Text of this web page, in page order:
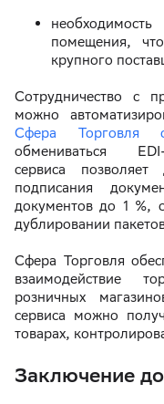
помещения,
крупного
Сотрудничество с
можно
Сфера Торговля
обмениваться
сервиса
подписания
документов до 1 %,
дублировании
Сфера Торговля
взаимодействие
розничных
сервиса можно
товарах,
Заключение